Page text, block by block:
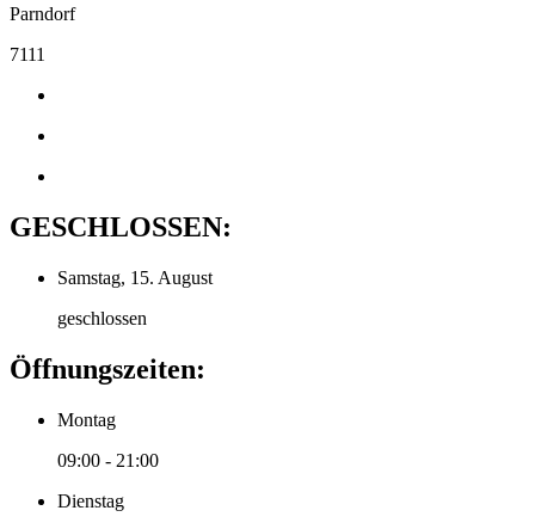
Parndorf
7111
GESCHLOSSEN:
Samstag, 15. August
geschlossen
Öffnungszeiten:
Montag
09:00 - 21:00
Dienstag